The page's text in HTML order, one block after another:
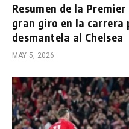
Resumen de la
gran giro en la
desmantela al Chelsea
MAY 5, 2026